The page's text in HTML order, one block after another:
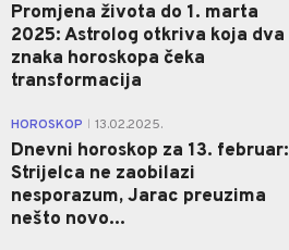
Promjena života do 1. marta
2025: Astrolog otkriva koja dva
znaka horoskopa čeka
transformacija
HOROSKOP 13.02.2025.
Dnevni horoskop za 13. februar:
Strijelca ne zaobilazi
nesporazum, Jarac preuzima
nešto novo...